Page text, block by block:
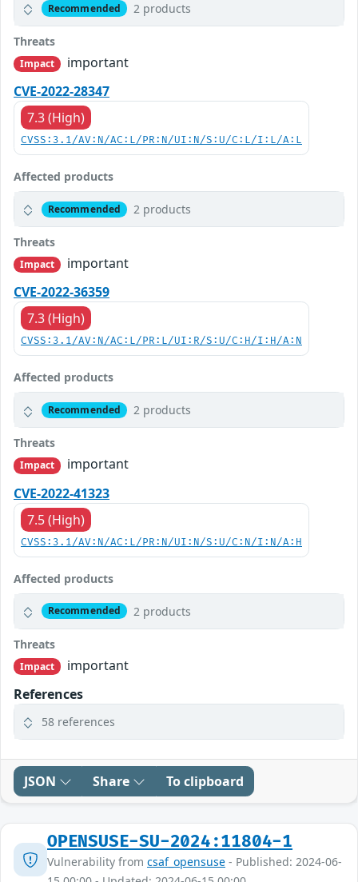
Recommended 2 products
Threats
Impact
important
CVE-2022-28347
7.3 (High)
CVSS:3.1/AV:N/AC:L/PR:N/UI:N/S:U/C:L/I:L/A:L
Affected products
Recommended 2 products
Threats
Impact
important
CVE-2022-36359
7.3 (High)
CVSS:3.1/AV:N/AC:L/PR:L/UI:R/S:U/C:H/I:H/A:N
Affected products
Recommended 2 products
Threats
Impact
important
CVE-2022-41323
7.5 (High)
CVSS:3.1/AV:N/AC:L/PR:N/UI:N/S:U/C:N/I:N/A:H
Affected products
Recommended 2 products
Threats
Impact
important
References
58 references
JSON Share To clipboard
OPENSUSE-SU-2024:11804-1
Vulnerability from csaf_opensuse - Published: 2024-06-